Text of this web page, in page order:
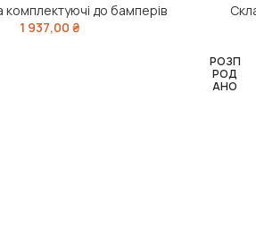
комплектуючі до бамперів
1 937,00₴
РОЗП
РОД
АНО